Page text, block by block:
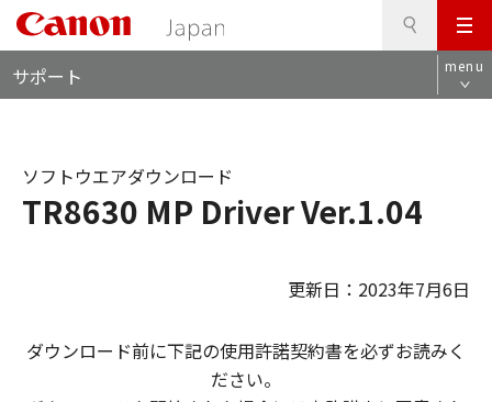
メ
ニ
ュ
サポート menu
TR8630 MP Driver Ver.1.04
ソフトウエアダウンロード
更新日：2023年7月6日
ダウンロード前に下記の使用許諾契約書を必ずお読みく
ださい。